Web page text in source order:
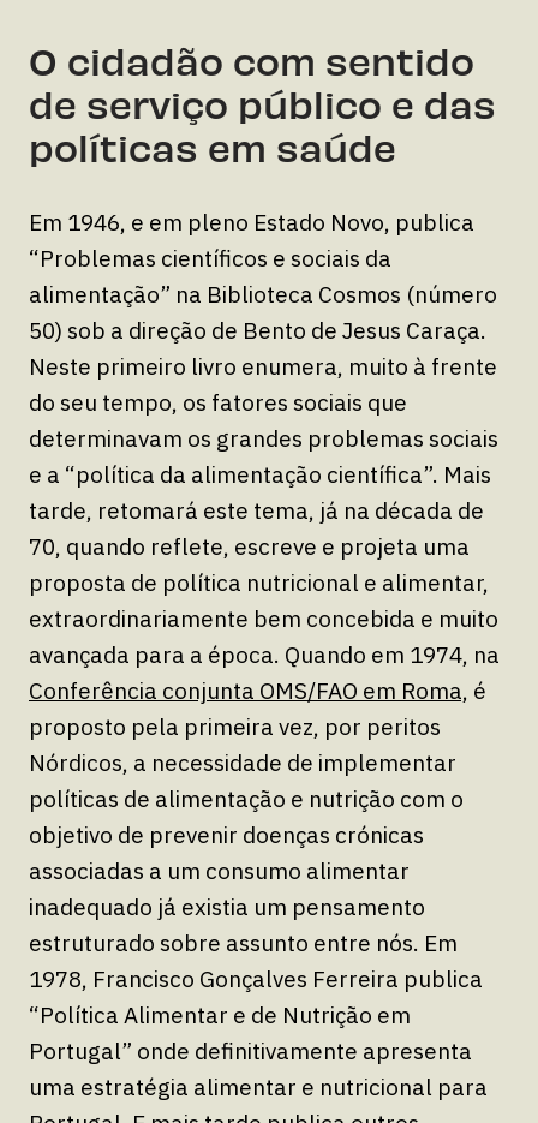
O cidadão com sentido
de serviço público e das
políticas em saúde
Em 1946, e em pleno Estado Novo, publica
“Problemas científicos e sociais da
alimentação” na Biblioteca Cosmos (número
50) sob a direção de Bento de Jesus Caraça.
Neste primeiro livro enumera, muito à frente
do seu tempo, os fatores sociais que
determinavam os grandes problemas sociais
e a “política da alimentação científica”. Mais
tarde, retomará este tema, já na década de
70, quando reflete, escreve e projeta uma
proposta de política nutricional e alimentar,
extraordinariamente bem concebida e muito
avançada para a época. Quando em 1974, na
Conferência conjunta OMS/FAO em Roma, é
proposto pela primeira vez, por peritos
Nórdicos, a necessidade de implementar
políticas de alimentação e nutrição com o
objetivo de prevenir doenças crónicas
associadas a um consumo alimentar
inadequado já existia um pensamento
estruturado sobre assunto entre nós. Em
1978, Francisco Gonçalves Ferreira publica
“Política Alimentar e de Nutrição em
Portugal” onde definitivamente apresenta
uma estratégia alimentar e nutricional para